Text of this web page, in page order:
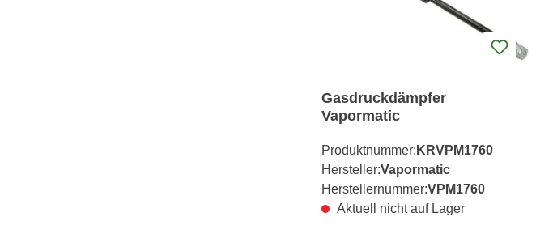
Gasdruckdämpfer
Vapormatic
Produktnummer: KRVPM1760
Hersteller:Vapormatic
Herstellernummer:VPM1760
Aktuell nicht auf Lager